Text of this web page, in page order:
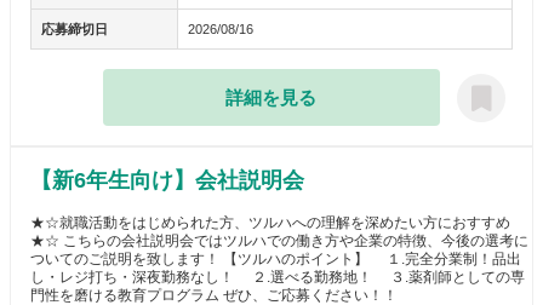
応募締切日 2026/08/16
詳細を見る
【新6年生向け】会社説明会
★☆就職活動をはじめられた方、ツルハへの理解を深めたい方におすすめ
★☆ こちらの会社説明会ではツルハでの働き方や企業の特徴、今後の選考に
ついてのご説明を致します！ 【ツルハのポイント】 １.完全分業制！品出
し・レジ打ち・深夜勤務なし！ ２.選べる勤務地！ ３.薬剤師としての専
門性を磨ける教育プログラム ぜひ、ご応募ください！！